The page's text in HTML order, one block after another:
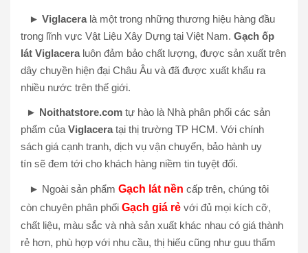
► Viglaceralà một trong những thương hiệu hàng đầu
trong lĩnh vực Vật Liệu Xây Dựng tại Việt Nam. Gạch ốp
lát Viglaceraluôn đảm bảo chất lượng, được sản xuất trên
dây chuyền hiện đại Châu Âu và đã được xuất khẩu ra
nhiều nước trên thế giới.
► Noithatstore.com tự hào là Nhà phân phối các sản
phẩm của Viglaceratại thị trường TP HCM. Với chính
sách giá cạnh tranh, dịch vụ vận chuyển, bảo hành uy
tín sẽ đem tới cho khách hàng niềm tin tuyệt đối.
► Ngoài sản phẩm Gạch lát nền cấp trên, chúng tôi
còn chuyên phân phối Gạch giá rẻ với đủ mọi kích cỡ,
chất liệu, màu sắc và nhà sản xuất khác nhau có giá thành
rẻ hơn, phù hợp với nhu cầu, thị hiếu cũng như guu thẩm